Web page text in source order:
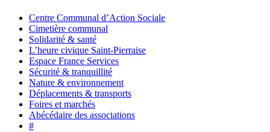
Centre Communal d’Action Sociale
Cimetière communal
Solidarité & santé
L’heure civique Saint-Pierraise
Espace France Services
Sécurité & tranquillité
Nature & environnement
Déplacements & transports
Foires et marchés
Abécédaire des associations
#